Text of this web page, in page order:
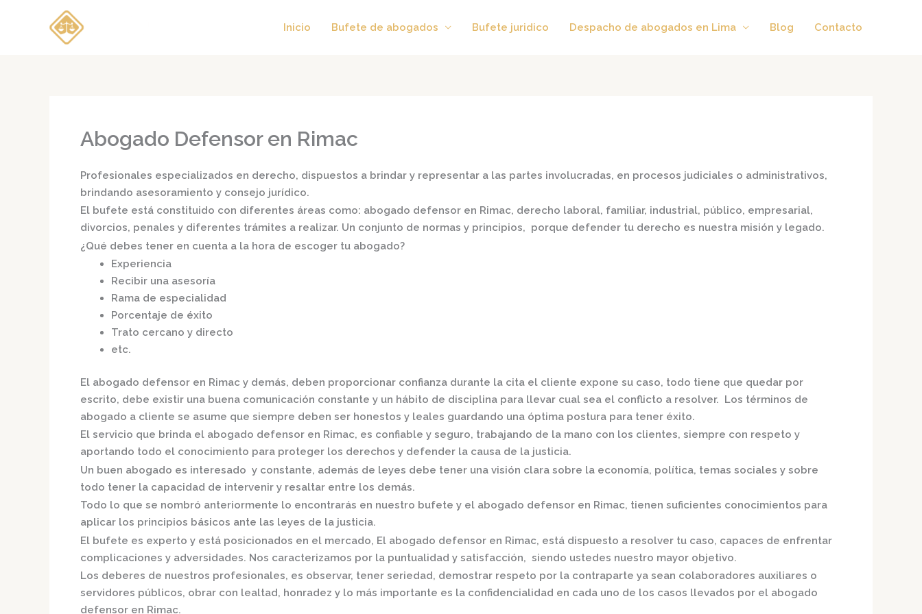
Inicio Bufete de abogados Bufete juridico Despacho de abogados en Lima Blog Contacto
Abogado Defensor en Rimac
Profesionales especializados en derecho, dispuestos a brindar y representar a las partes involucradas, en procesos judiciales o administrativos,
brindando asesoramiento y consejo jurídico.
El bufete está constituido con diferentes áreas como: abogado defensor en Rimac, derecho laboral, familiar, industrial, público, empresarial,
divorcios, penales y diferentes trámites a realizar. Un conjunto de normas y principios, porque defender tu derecho es nuestra misión y legado.
¿Qué debes tener en cuenta a la hora de escoger tu abogado?
Experiencia
Recibir una asesoría
Rama de especialidad
Porcentaje de éxito
Trato cercano y directo
etc.
El abogado defensor en Rimac y demás, deben proporcionar confianza durante la cita el cliente expone su caso, todo tiene que quedar por
escrito, debe existir una buena comunicación constante y un hábito de disciplina para llevar cual sea el conflicto a resolver. Los términos de
abogado a cliente se asume que siempre deben ser honestos y leales guardando una óptima postura para tener éxito.
El servicio que brinda el abogado defensor en Rimac, es confiable y seguro, trabajando de la mano con los clientes, siempre con respeto y
aportando todo el conocimiento para proteger los derechos y defender la causa de la justicia.
Un buen abogado es interesado y constante, además de leyes debe tener una visión clara sobre la economía, política, temas sociales y sobre
todo tener la capacidad de intervenir y resaltar entre los demás.
Todo lo que se nombró anteriormente lo encontrarás en nuestro bufete y el abogado defensor en Rimac, tienen suficientes conocimientos para
aplicar los principios básicos ante las leyes de la justicia.
El bufete es experto y está posicionados en el mercado, El abogado defensor en Rimac, está dispuesto a resolver tu caso, capaces de enfrentar
complicaciones y adversidades. Nos caracterizamos por la puntualidad y satisfacción, siendo ustedes nuestro mayor objetivo.
Los deberes de nuestros profesionales, es observar, tener seriedad, demostrar respeto por la contraparte ya sean colaboradores auxiliares o
servidores públicos, obrar con lealtad, honradez y lo más importante es la confidencialidad en cada uno de los casos llevados por el abogado
defensor en Rimac.